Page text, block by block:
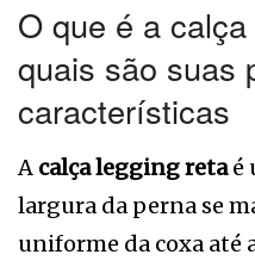
O que é a
quais são suas
características
A calça legging retaé
largura da perna se
uniforme da coxa até